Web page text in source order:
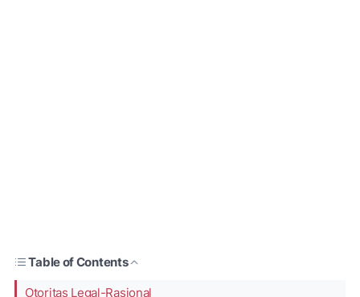
Table of Contents
Otoritas Legal-Rasional